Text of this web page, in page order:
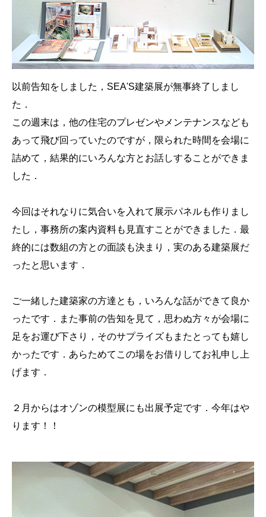
以前告知をしました，SEA'S建築展が無事終了しまし
た．
この週末は，他の住宅のプレゼンやメンテナンスなども
あって飛び回っていたのですが，限られた時間を会場に
詰めて，結果的にいろんな方とお話しすることができま
した．
今回はそれなりに気合いを入れて展示パネルも作りまし
たし，事務所の案内資料も見直すことができました．最
終的には数組の方との面談も決まり，実のある建築展だ
ったと思います．
ご一緒した建築家の方達とも，いろんな話ができて良か
ったです．また事前の告知を見て，思わぬ方々が会場に
足をお運び下さり，そのサプライズもまたとっても嬉し
かったです．あらためてこの場をお借りしてお礼申し上
げます．
２月からはオゾンの模型展にも出展予定です．今年はや
ります！！